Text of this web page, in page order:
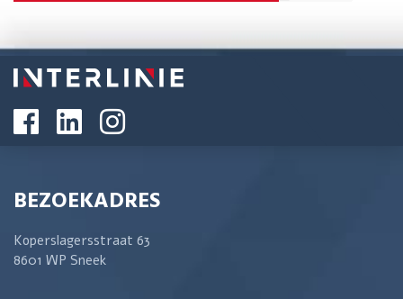
BEZOEKADRES
Koperslagersstraat 63
8601 WP Sneek